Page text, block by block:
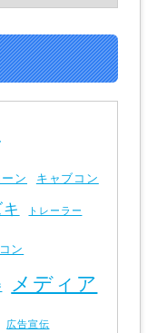
ン キャブコン
トレーラー
ン
メディア
広告宣伝